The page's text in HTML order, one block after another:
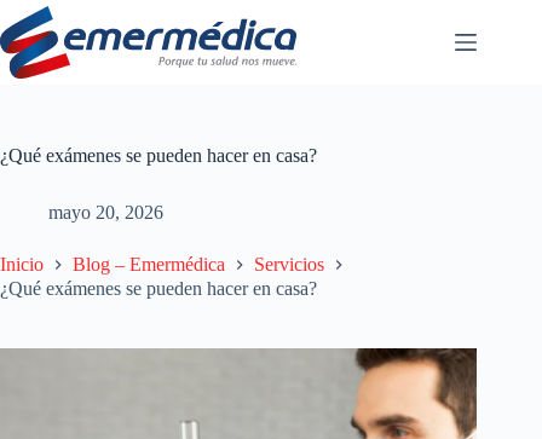
Saltar
al
contenido
¿Qué exámenes se pueden hacer en casa?
mayo 20, 2026
Inicio Blog – Emermédica
Servicios
¿Qué exámenes se pueden hacer en casa?